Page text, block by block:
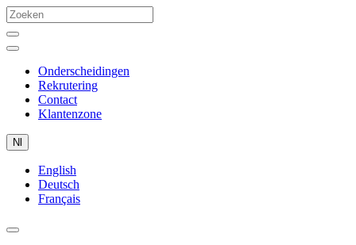
Onderscheidingen
Rekrutering
Contact
Klantenzone
Nl
English
Deutsch
Français